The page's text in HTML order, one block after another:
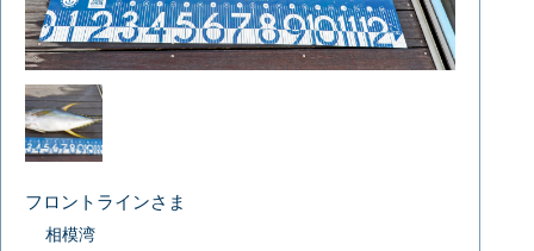
フロントラインさま
相模湾